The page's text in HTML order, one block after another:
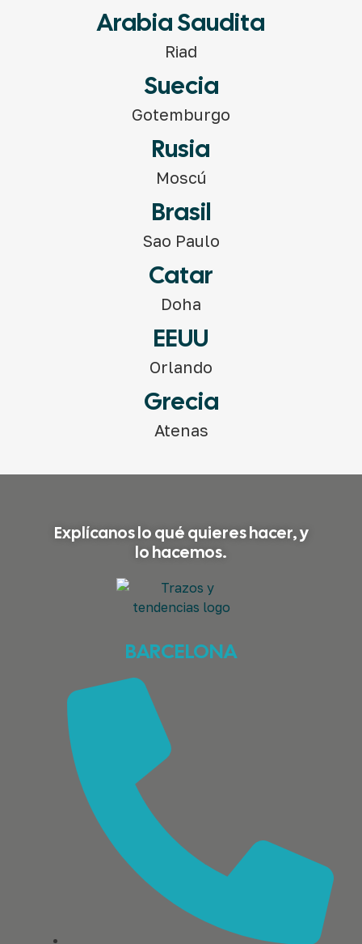
Arabia Saudita
Riad
Suecia
Gotemburgo
Rusia
Moscú
Brasil
Sao Paulo
Catar
Doha
EEUU
Orlando
Grecia
Atenas
Explícanos lo qué quieres hacer, y
lo hacemos.
BARCELONA